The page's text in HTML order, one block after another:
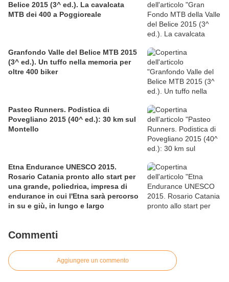
Belice 2015 (3^ ed.). La cavalcata
MTB dei 400 a Poggioreale
Granfondo Valle del Belice MTB 2015
(3^ ed.). Un tuffo nella memoria per
oltre 400 biker
Pasteo Runners. Podistica di
Povegliano 2015 (40^ ed.): 30 km sul
Montello
Etna Endurance UNESCO 2015.
Rosario Catania pronto allo start per
una grande, poliedrica, impresa di
endurance in cui l'Etna sarà percorso
in su e giù, in lungo e largo
Commenti
Aggiungere un commento